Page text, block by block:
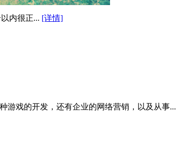
内很正... [详情]
游戏的开发，还有企业的网络营销，以及从事...